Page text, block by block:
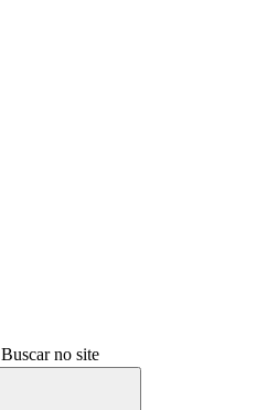
Buscar no site